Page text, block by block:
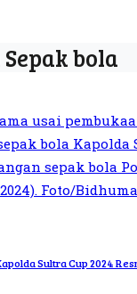
bola
Sultra Cup 2024